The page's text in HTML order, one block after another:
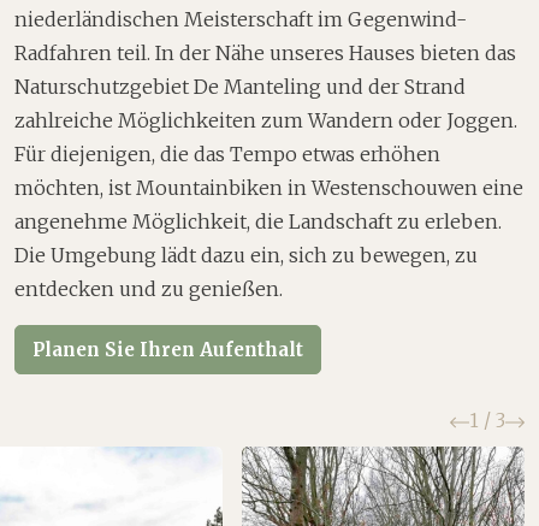
niederländischen Meisterschaft im Gegenwind-
Radfahren teil. In der Nähe unseres Hauses bieten das
Naturschutzgebiet De Manteling und der Strand
zahlreiche Möglichkeiten zum Wandern oder Joggen.
Für diejenigen, die das Tempo etwas erhöhen
möchten, ist Mountainbiken in Westenschouwen eine
angenehme Möglichkeit, die Landschaft zu erleben.
Die Umgebung lädt dazu ein, sich zu bewegen, zu
entdecken und zu genießen.
Planen Sie Ihren Aufenthalt
Zurück
1 / 3